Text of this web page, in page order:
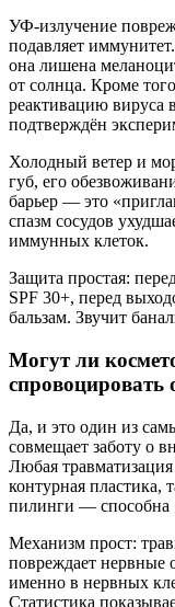
УФ-излучение
подавляет
она лишена
от солнца. Кроме
реактивацию вируса
подтверждён
Холодный ветер и
губ, его
барьер — это
спазм сосудов
иммунных клеток.
Защита простая:
SPF 30+, перед
бальзам. Звучит
Могут ли
спровоцировать
Да, и это один из
совмещает заботу о
Любая
контурная пластика,
пилинги — способна
Механизм прост:
повреждает нервные
именно в нервных
Статистика